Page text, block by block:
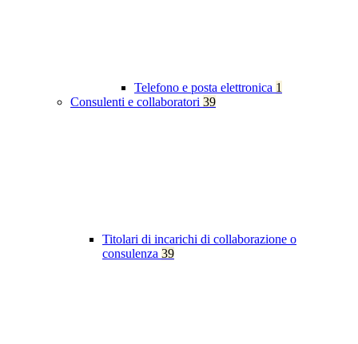
Telefono e posta elettronica 1
Consulenti e collaboratori 39
Titolari di incarichi di collaborazione o
consulenza 39